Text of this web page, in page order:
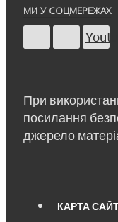
МИ У СОЦМЕРЕЖАХ
При
посилання
джерело
КАРТА